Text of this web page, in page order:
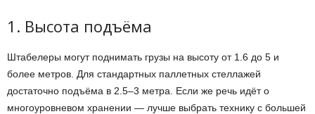
1. Высота подъёма
Штабелеры могут поднимать грузы на высоту от 1.6 до 5 и
более метров. Для стандартных паллетных стеллажей
достаточно подъёма в 2.5–3 метра. Если же речь идёт о
многоуровневом хранении — лучше выбрать технику с большей